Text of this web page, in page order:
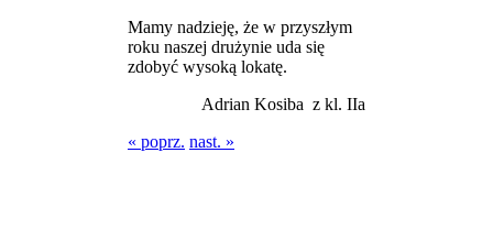
Mamy nadzieję, że w przyszłym
roku naszej drużynie uda się
zdobyć wysoką lokatę.
Adrian Kosiba z kl. IIa
« poprz. nast. »